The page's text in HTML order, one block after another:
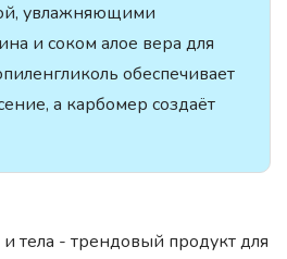
увлажняющими
и соком алое вера для
обеспечивает
а карбомер создаёт
и тела - трендовый продукт для